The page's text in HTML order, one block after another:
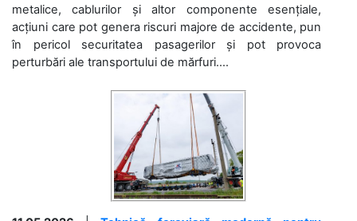
metalice, cablurilor și altor componente esențiale,
acțiuni care pot genera riscuri majore de accidente, pun
în pericol securitatea pasagerilor și pot provoca
perturbări ale transportului de mărfuri....